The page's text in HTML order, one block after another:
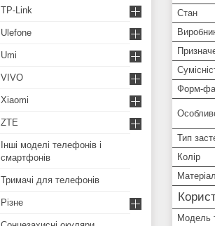
Стан
Форм-
Тип
Колір
Модель
TP-Link
Ulefone
Umi
VIVO
Xiaomi
ZTE
Інші моделі телефонів і
смартфонів
Тримачі для телефонів
Різне